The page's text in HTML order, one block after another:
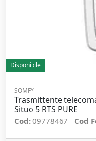
Disponibile
SOMFY
Trasmittente
Situo 5 RTS PURE
Cod: 09778467 Cod